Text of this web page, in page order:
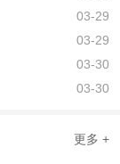
03-29
03-29
03-30
03-30
更多 +